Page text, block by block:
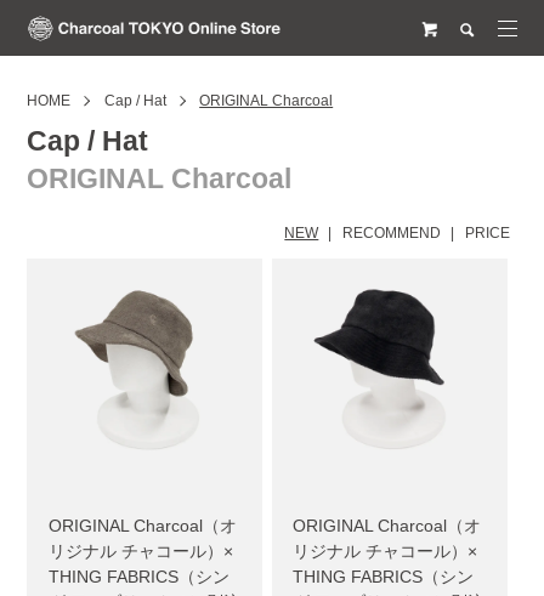
HOME Cap / Hat ORIGINAL Charcoal
Cap / Hat
ORIGINAL Charcoal
PRICE
RECOMMEND
NEW
ORIGINAL Charcoal（オ
リジナル チャコール）×
THING FABRICS（シン
ORIGINAL Charcoal（オ
リジナル チャコール）×
THING FABRICS（シン